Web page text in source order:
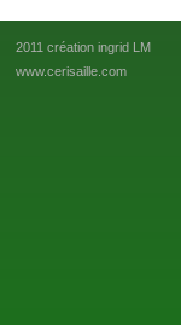
2011 création ingrid LM
www.cerisaille.com